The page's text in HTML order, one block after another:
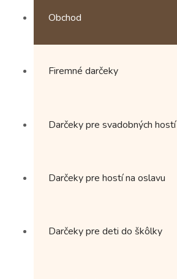
Obchod
Firemné darčeky
Darčeky pre svadobných hostí
Darčeky pre hostí na oslavu
Darčeky pre deti do škôlky